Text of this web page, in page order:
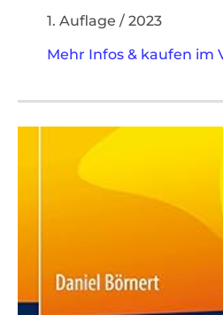
1. Auflage / 2023
Mehr Infos & kaufen im